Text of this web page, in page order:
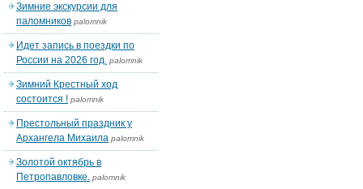
Зимние экскурсии для
паломников palomnik
Идет запись в поездки по
России на 2026 год. palomnik
Зимний Крестный ход
состоится ! palomnik
Престольный праздник у
Архангела Михаила palomnik
Золотой октябрь в
Петропавловке. palomnik